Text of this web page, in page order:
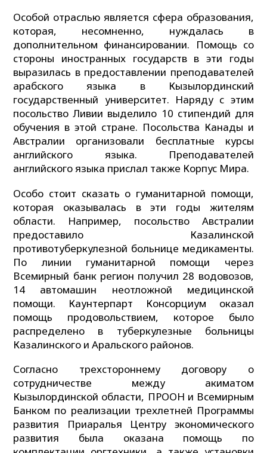
Особой отраслью является сфера образования,
которая, несомненно, нуждалась в
дополнительном финансировании. Помощь со
стороны иностранных государств в эти годы
выразилась в предоставлении преподавателей
арабского языка в Кызылординский
государственный университет. Наряду с этим
посольство Ливии выделило 10 стипендий для
обучения в этой стране. Посольства Канады и
Австралии организовали бесплатные курсы
английского языка. Преподавателей
английского языка прислал также Корпус Мира.
Особо стоит сказать о гуманитарной помощи,
которая оказывалась в эти годы жителям
области. Например, посольство Австралии
предоставило Казалинской
противотуберкулезной больнице медикаменты.
По линии гуманитарной помощи через
Всемирный банк регион получил 28 водовозов,
14 автомашин неотложной медицинской
помощи. Каунтерпарт Консорциум оказал
помощь продовольствием, которое было
распределено в туберкулезные больницы
Казалинского и Аральского районов.
Согласно трехстороннему договору о
сотрудничестве между акиматом
Кызылординской области, ПРООН и Всемирным
Банком по реализации трехлетней Программы
развития Приаралья Центру экономического
развития была оказана помощь по